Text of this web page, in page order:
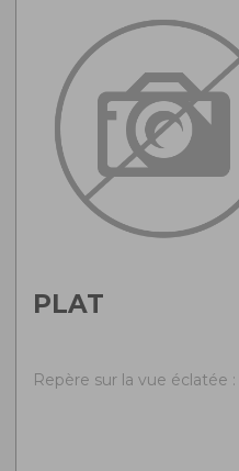
PLAT
Repère sur la vue éclatée :